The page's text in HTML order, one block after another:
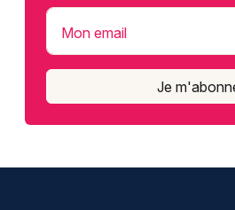
Mon email
Je